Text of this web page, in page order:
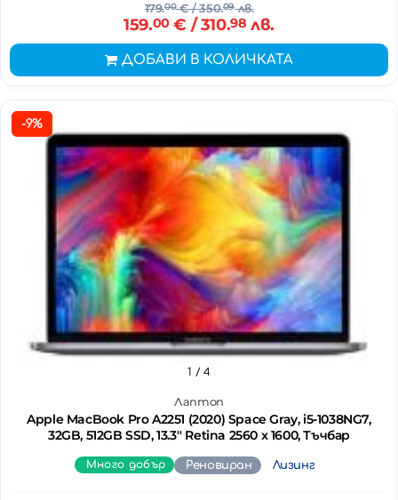
179.00€/ 350.09лв.
159.00€ / 310.98 лв.
ДОБАВИ В КОЛИЧКАТА
-9%
Лаптоп
Apple MacBook Pro A2251 (2020) Space Gray, i5-1038NG7,
32GB, 512GB SSD, 13.3'' Retina 2560 x 1600, Тъчбар
1 / 4
Много добър Реновиран Лизинг